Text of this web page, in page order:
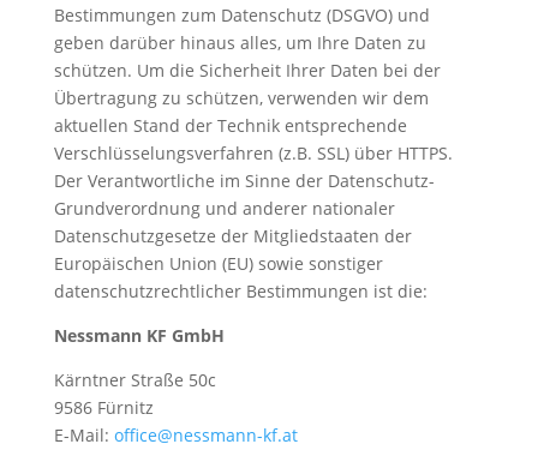
Bestimmungen zum Datenschutz (DSGVO) und
geben darüber hinaus alles, um Ihre Daten zu
schützen. Um die Sicherheit Ihrer Daten bei der
Übertragung zu schützen, verwenden wir dem
aktuellen Stand der Technik entsprechende
Verschlüsselungsverfahren (z.B. SSL) über HTTPS.
Der Verantwortliche im Sinne der Datenschutz-
Grundverordnung und anderer nationaler
Datenschutzgesetze der Mitgliedstaaten der
Europäischen Union (EU) sowie sonstiger
datenschutzrechtlicher Bestimmungen ist die:
Nessmann KF GmbH
Kärntner Straße 50c
9586 Fürnitz
E-Mail: office@nessmann-kf.at